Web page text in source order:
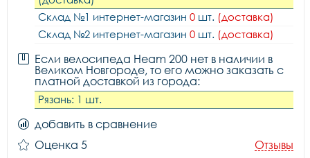
Склад №1 интернет-магазин 0 шт. (доставка)
Склад №2 интернет-магазин 0 шт. (доставка)
Если велосипеда Heam 200 нет в наличии в
Великом Новгороде, то его можно заказать с
платной доставкой из города:
Рязань: 1 шт.
добавить в сравнение
Оценка 5
Отзывы